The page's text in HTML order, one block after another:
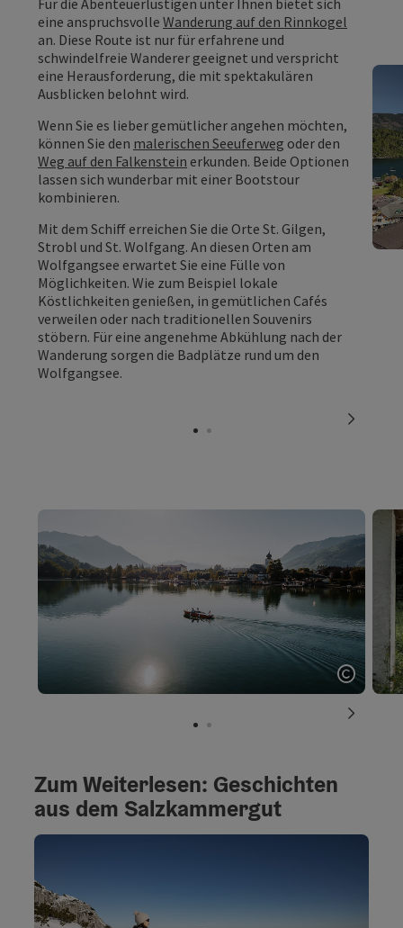
eine anspruchsvolle Wanderung auf den Rinnkogel
an. Diese Route ist nur für erfahrene und
schwindelfreie Wanderer geeignet und verspricht
eine Herausforderung, die mit spektakulären
Ausblicken belohnt wird.
Wenn Sie es lieber gemütlicher angehen möchten,
können Sie den malerischen Seeuferweg oder den
Weg auf den Falkenstein erkunden. Beide Optionen
lassen sich wunderbar mit einer Bootstour
kombinieren.
Mit dem Schiff erreichen Sie die Orte St. Gilgen,
Strobl und St. Wolfgang. An diesen Orten am
Wolfgangsee erwartet Sie eine Fülle von
Möglichkeiten. Wie zum Beispiel lokale
Köstlichkeiten genießen, in gemütlichen Cafés
verweilen oder nach traditionellen Souvenirs
stöbern. Für eine angenehme Abkühlung nach der
Wanderung sorgen die Badplätze rund um den
Wolfgangsee.
Zum Weiterlesen: Geschichten
aus dem Salzkammergut